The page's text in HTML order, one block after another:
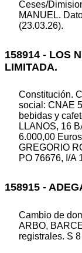
Ceses/
MANUEL.
(23.03.26).
158914 - LOS
LIMITADA.
Constitución.
social: CNAE
bebidas y
LLANOS, 16
6.000,00
GREGORIO
PO 76676, I/A
158915 -
Cambio de
ARBO,
registrales. S